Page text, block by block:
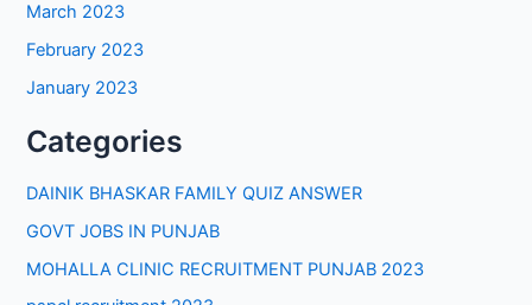
March 2023
February 2023
January 2023
Categories
DAINIK BHASKAR FAMILY QUIZ ANSWER
GOVT JOBS IN PUNJAB
MOHALLA CLINIC RECRUITMENT PUNJAB 2023